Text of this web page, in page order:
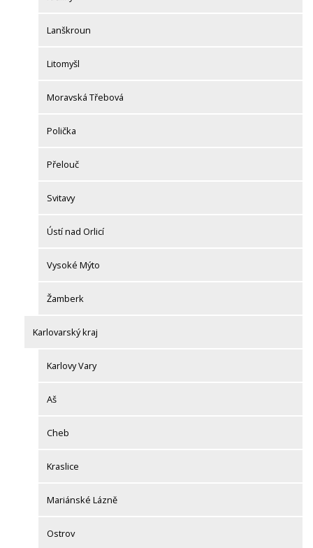
Lanškroun
Litomyšl
Moravská Třebová
Polička
Přelouč
Svitavy
Ústí nad Orlicí
Vysoké Mýto
Žamberk
Karlovarský kraj
Karlovy Vary
Aš
Cheb
Kraslice
Mariánské Lázně
Ostrov